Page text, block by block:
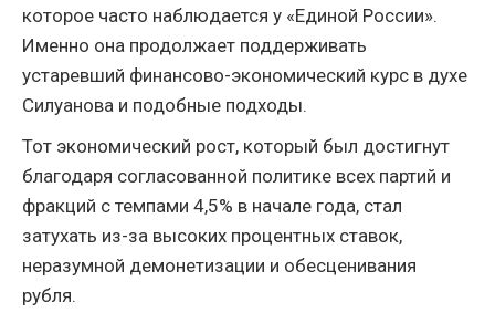
которое часто наблюдается у «Единой России».
Именно она продолжает поддерживать
устаревший финансово-экономический курс в духе
Силуанова и подобные подходы.
Тот экономический рост, который был достигнут
благодаря согласованной политике всех партий и
фракций с темпами 4,5% в начале года, стал
затухать из-за высоких процентных ставок,
неразумной демонетизации и обесценивания
рубля.